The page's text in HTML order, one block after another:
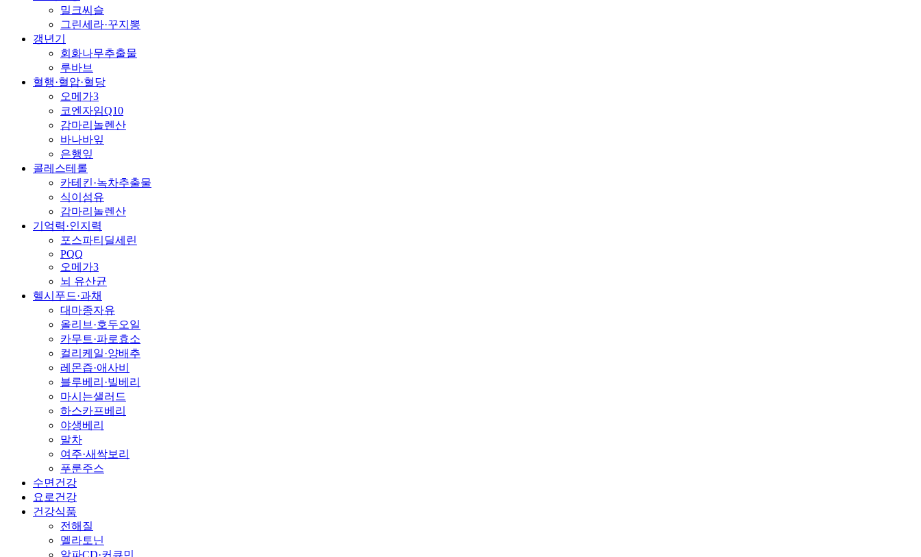
밀크씨슬
그린세라·꾸지뽕
갱년기
회화나무추출물
루바브
혈행·혈압·혈당
오메가3
코엔자임Q10
감마리놀렌산
바나바잎
은행잎
콜레스테롤
카테킨·녹차추출물
식이섬유
감마리놀렌산
기억력·인지력
포스파티딜세린
PQQ
오메가3
뇌 유산균
헬시푸드·과채
대마종자유
올리브·호두오일
카무트·파로효소
컬리케일·양배추
레몬즙·애사비
블루베리·빌베리
마시는샐러드
하스카프베리
야생베리
말차
여주·새싹보리
푸룬주스
수면건강
요로건강
건강식품
전해질
멜라토닌
알파CD·커큐민